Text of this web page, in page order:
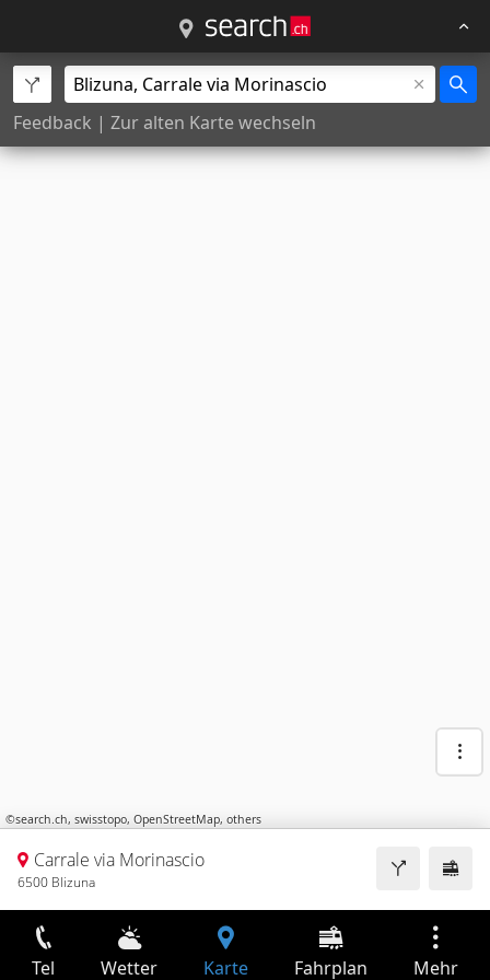
Feedback | Zur alten Karte wechseln
©search.ch, swisstopo, OpenStreetMap, others
Carrale via Morinascio
6500 Blizuna
Tel Wetter Karte Fahrplan Mehr